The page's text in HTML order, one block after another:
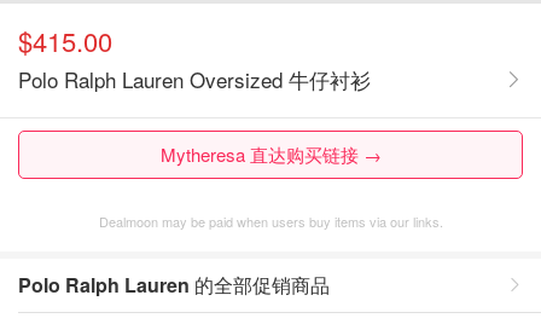
$415.00
Polo Ralph Lauren Oversized 牛仔衬衫
Mytheresa 直达购买链接 →
Dealmoon may be paid when users buy items via our links.
Polo Ralph Lauren 的全部促销商品